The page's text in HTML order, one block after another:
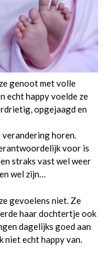
genoot met volle
echt happy voelde ze
opgejaagd en
verandering horen.
voor is
straks vast wel weer
wel zijn…
gevoelens niet. Ze
haar dochtertje ook
dagelijks goed aan
niet echt happy van.